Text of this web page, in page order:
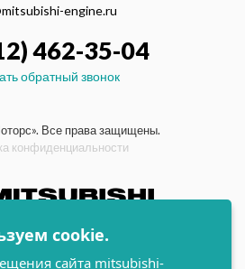
engine.ru
462-35-04
обратный звонок
Все права защищены.
конфиденциальности
и морские
двигатели Mitsubishi
cookie.
сайта mitsubishi-